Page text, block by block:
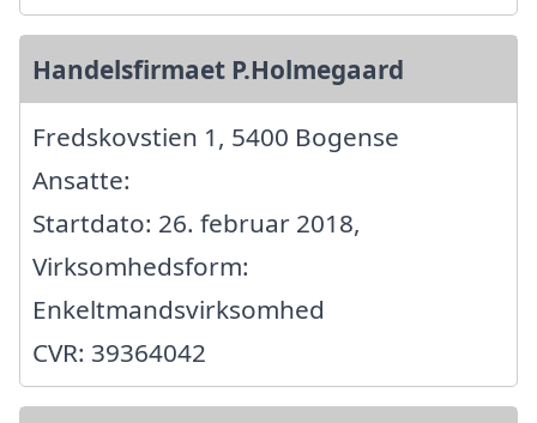
Handelsfirmaet P.Holmegaard
Fredskovstien 1, 5400 Bogense
Ansatte:
Startdato: 26. februar 2018,
Virksomhedsform:
Enkeltmandsvirksomhed
CVR: 39364042